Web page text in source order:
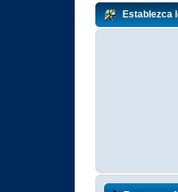
Establezca